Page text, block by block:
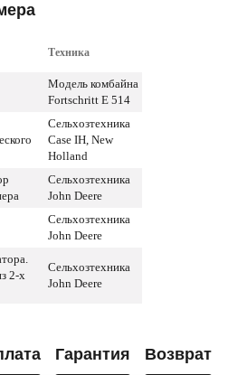
Техника
Модель комбайна
Fortschritt E 514
Сельхозтехника
Case IH, New
Holland
Сельхозтехника
John Deere
Сельхозтехника
John Deere
2-х
Сельхозтехника
John Deere
Гарантия Возврат